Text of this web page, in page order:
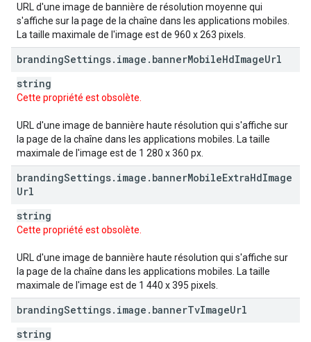
URL d'une image de bannière de résolution moyenne qui
s'affiche sur la page de la chaîne dans les applications mobiles.
La taille maximale de l'image est de 960 x 263 pixels.
brandingSettings. image . bannerMobileHdImageUrl
string
Cette propriété est obsolète.
URL d'une image de bannière haute résolution qui s'affiche sur
la page de la chaîne dans les applications mobiles. La taille
maximale de l'image est de 1 280 x 360 px.
brandingSettings. image . bannerMobileExtraHdImage
Url
string
Cette propriété est obsolète.
URL d'une image de bannière haute résolution qui s'affiche sur
la page de la chaîne dans les applications mobiles. La taille
maximale de l'image est de 1 440 x 395 pixels.
brandingSettings. image . bannerTvImageUrl
string